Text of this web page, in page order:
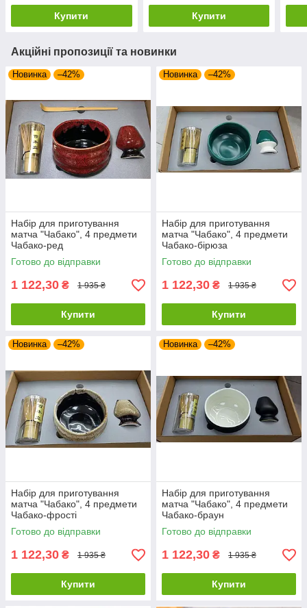
Купити Купити
Акційні пропозиції та новинки
Новинка –42%
Набір для приготування
матча "Чабако", 4 предмети
Чабако-ред
Готово до відправки
1 122,30 ₴ 1 935 ₴
Купити
Новинка –42%
Набір для приготування
матча "Чабако", 4 предмети
Чабако-бірюза
Готово до відправки
1 122,30 ₴ 1 935 ₴
Купити
Новинка –42%
Набір для приготування
матча "Чабако", 4 предмети
Чабако-фрості
Готово до відправки
1 122,30 ₴ 1 935 ₴
Купити
Новинка –42%
Набір для приготування
матча "Чабако", 4 предмети
Чабако-браун
Готово до відправки
1 122,30 ₴ 1 935 ₴
Купити